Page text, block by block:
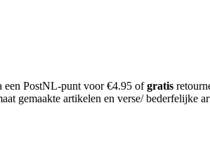
een PostNL-punt voor €4.95 ofgratis
gemaakte artikelen en verse/ bederfelijke